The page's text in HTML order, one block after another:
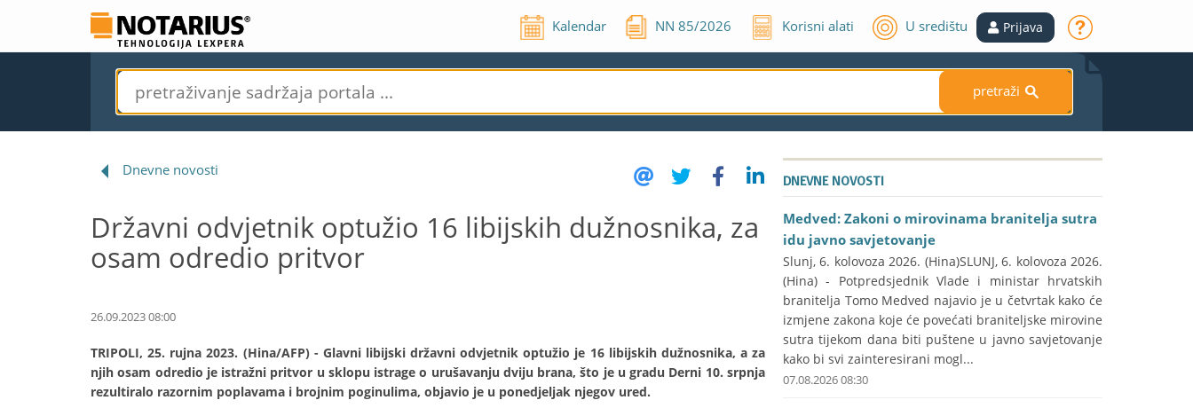
Kalendar NN85/2026 Korisni alati U središtu Prijava
pretraži S
Dnevne novosti
Državni odvjetnik optužio 16 libijskih dužnosnika, za
osam odredio pritvor
26.09.2023 08:00
TRIPOLI, 25. rujna 2023. (Hina/AFP) - Glavni libijski državni odvjetnik optužio je 16 libijskih dužnosnika, a za
njih osam odredio je istražni pritvor u sklopu istrage o urušavanju dviju brana, što je u gradu Derni 10. srpnja
rezultiralo razornim poplavama i brojnim poginulima, objavio je u ponedjeljak njegov ured.
DNEVNE NOVOSTI
Medved: Zakoni o mirovinama branitelja sutra
idu javno savjetovanje
Slunj, 6. kolovoza 2026. (Hina)SLUNJ, 6. kolovoza 2026.
(Hina) - Potpredsjednik Vlade i ministar hrvatskih
branitelja Tomo Medved najavio je u četvrtak kako će
izmjene zakona koje će povećati braniteljske mirovine
sutra tijekom dana biti puštene u javno savjetovanje
kako bi svi zainteresirani mogl...
07.08.2026 08:30